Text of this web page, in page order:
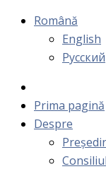
Română
English
Русский
Prima pagină
Despre